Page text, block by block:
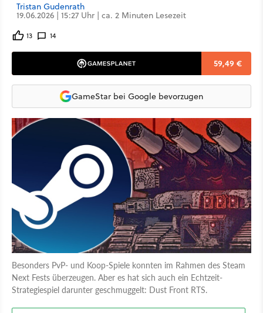
Tristan Gudenrath
19.06.2026 | 15:27 Uhr | ca. 2 Minuten Lesezeit
13 14
59,49 €
GameStar bei Google bevorzugen
Besonders PvP- und Koop-Spiele konnten im Rahmen des Steam
Next Fests überzeugen. Aber es hat sich auch ein Echtzeit-
Strategiespiel darunter geschmuggelt: Dust Front RTS.